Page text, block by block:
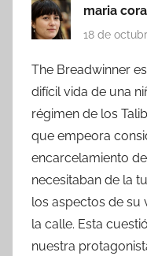
maria
18 de
The Breadwinner
difícil vida de una
régimen de los
que empeora
encarcelamiento
necesitaban de la
los aspectos de su
la calle. Esta
nuestra